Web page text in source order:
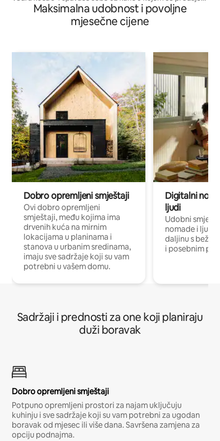
sladoledMaksimalna udobnost i povoljne
mjesečne cijene
Dobro opremljeni smještaji
Ovi dobro opremljeni
smještaji, među kojima ima
drvenih kuća na mirnim
lokacijama u planinama i
stanova u urbanim sredinama,
imaju sve sadržaje koji su vam
potrebni u vašem domu.
Digitalni
ljudi
Udobni
nomade i ljude
daljinu s
i posebnim
Sadržaji i prednosti za one koji planiraju
duži boravak
Dobro opremljeni smještaji
Potpuno opremljeni prostori za najam uključuju
kuhinju i sve sadržaje koji su vam potrebni za ugodan
boravak od mjesec ili više dana. Savršena zamjena za
opciju podnajma.